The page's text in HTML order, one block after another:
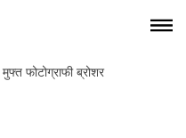
मुफ्त फोटोग्राफी ब्रोशर